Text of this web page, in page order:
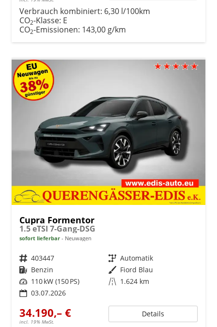
Verbrauch kombiniert: 6,30 l/100km
CO2-Klasse: E
CO2-Emissionen: 143,00 g/km
Cupra Formentor
1.5 eTSI 7-Gang-DSG
sofort lieferbar Neuwagen
Fahrzeugnr. 403447 Getriebe Automatik
Kraftstoff Benzin Außenfarbe Fiord Blau
Leistung 110 kW (150 PS) Kilometerstand 1.624 km
03.07.2026
34.190,– €
incl. 19% MwSt.
Details